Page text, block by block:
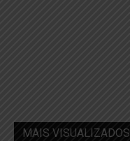
MAIS VISUALIZADOS